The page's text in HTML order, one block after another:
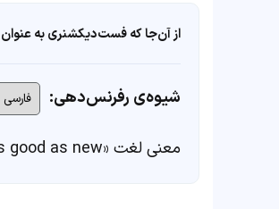
از آن‌جا که فست‌دیکشنری به
شیوه‌ی رفرنس‌دهی:
معنی لغت «as good as new» در